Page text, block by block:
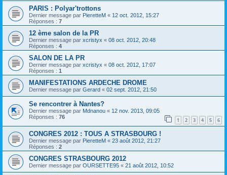
PARIS : Polyar'trottons
Dernier message par PieretteM « 12 oct. 2012, 15:27
Réponses : 7
12 ème salon de la PR
Dernier message par xcristyx « 08 oct. 2012, 20:48
Réponses : 4
SALON DE LA PR
Dernier message par xcristyx « 08 oct. 2012, 17:07
Réponses : 1
MANIFESTATIONS ARDECHE DROME
Dernier message par Gerard « 02 sept. 2012, 21:50
Se rencontrer à Nantes?
Dernier message par Mdnanou « 12 nov. 2013, 09:05
Réponses : 76 1 2 3 4 5 6
CONGRES 2012 : TOUS A STRASBOURG !
Dernier message par PieretteM « 23 août 2012, 21:27
Réponses : 2
CONGRES STRASBOURG 2012
Dernier message par OURSETTE95 « 21 août 2012, 10:52